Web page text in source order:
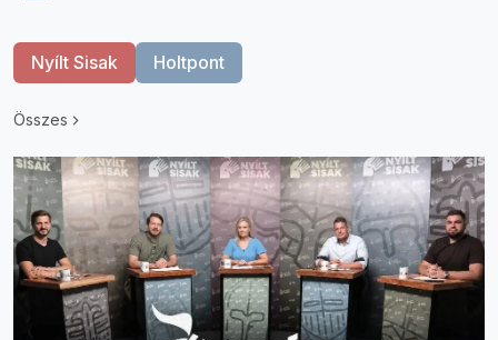
Nyílt Sisak Holtpont
Összes